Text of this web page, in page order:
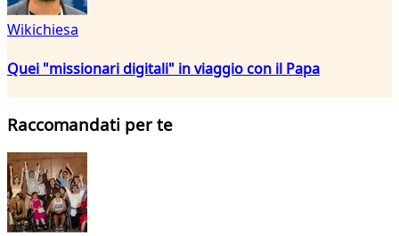
Wikichiesa
Quei "missionari digitali" in viaggio con il Papa
Raccomandati per te